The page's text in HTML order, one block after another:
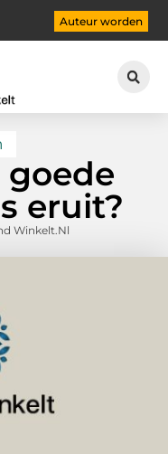
Auteur worden
goede
eruit?
Winkelt.nl